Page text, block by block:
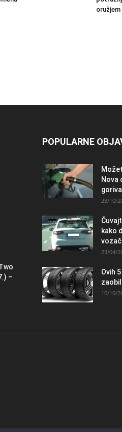
oružjem
–
POPULARNE
Nova
23/10/
kako
23/04/
Ovih
10/10/